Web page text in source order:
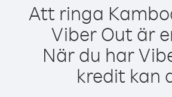
Att ringa
Viber Out är
När du har
kredit kan